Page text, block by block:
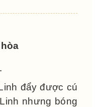
đẩy được cú
nhưng bóng